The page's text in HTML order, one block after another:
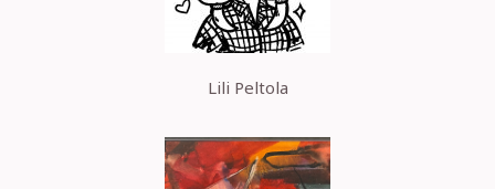
Lili Peltola